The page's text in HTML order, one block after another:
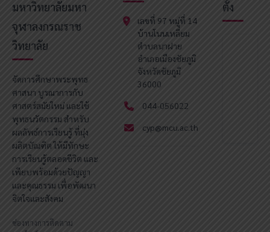
มหาวิทยาลัยมหา
จุฬาลงกรณราช
วิทยาลัย
จัดการศึกษาพระพุทธ
ศาสนา บูรณาการกับ
ศาสตร์สมัยใหม่ และใช้
พุทธนวัตกรรม สำหรับ
ผลลัพธ์การเรียนรู้ ที่มุ่ง
ผลิตบัณฑิต ให้มีทักษะ
การเรียนรู้ตลอดชีวิต และ
เพียบพร้อมด้วยปัญญา
และคุณธรรม เพื่อพัฒนา
จิตใจและสังคม
ช่องทางการติดตาม
เลขที่ 97 หมู่ที่ 14
บ้านโนนเหลี่ยม
ตำบลนาฝาย
อำเภอเมืองชัยภูมิ
จังหวัดชัยภูมิ
36000
044-056022
cyp@mcu.ac.th
ตั้ง